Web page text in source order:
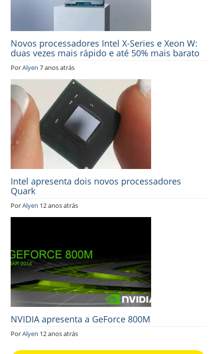
Novos processadores Intel X-Series e Xeon W:
duas vezes mais rápido e até 50% mais barato
PorAlyen 7 anos atrás
Intel apresenta dois novos processadores
Quark
PorAlyen 12 anos atrás
NVIDIA apresenta a GeForce 800M
PorAlyen 12 anos atrás